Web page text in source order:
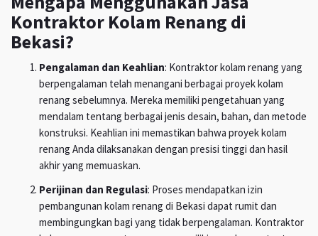
Kontraktor Kolam Renang di
Bekasi?
Pengalaman dan Keahlian: Kontraktor kolam renang yang
berpengalaman telah menangani berbagai proyek kolam
renang sebelumnya. Mereka memiliki pengetahuan yang
mendalam tentang berbagai jenis desain, bahan, dan metode
konstruksi. Keahlian ini memastikan bahwa proyek kolam
renang Anda dilaksanakan dengan presisi tinggi dan hasil
akhir yang memuaskan.
Perijinan dan Regulasi: Proses mendapatkan izin
pembangunan kolam renang di Bekasi dapat rumit dan
membingungkan bagi yang tidak berpengalaman. Kontraktor